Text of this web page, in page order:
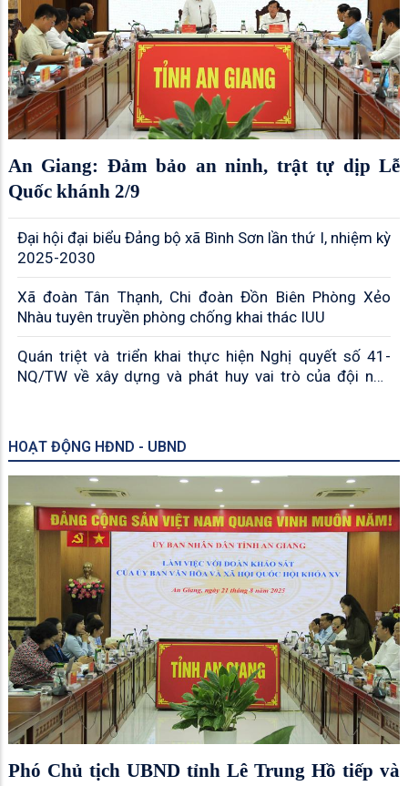
An Giang: Đảm bảo an ninh, trật tự dịp Lễ
Quốc khánh 2/9
Đại hội đại biểu Đảng bộ xã Bình Sơn lần thứ I, nhiệm kỳ
2025-2030
Xã đoàn Tân Thạnh, Chi đoàn Đồn Biên Phòng Xẻo
Nhàu tuyên truyền phòng chống khai thác IUU
Quán triệt và triển khai thực hiện Nghị quyết số 41-
NQ/TW về xây dựng và phát huy vai trò của đội ngũ
HOẠT ĐỘNG HĐND - UBND
Phó Chủ tịch UBND tỉnh Lê Trung Hồ tiếp và